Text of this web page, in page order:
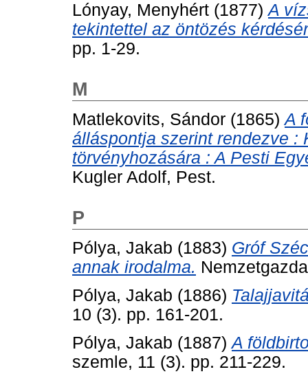
Lónyay, Menyhért (1877)A
tekintettel az öntözés
pp. 1-29.
M
Matlekovits, Sándor (1865)A
álláspontja szerint rendezve :
törvényhozására : A Pesti
Kugler Adolf, Pest.
P
Pólya, Jakab (1883) Gróf
annak irodalma.
Pólya, Jakab (1886)
10 (3). pp. 161-201.
Pólya, Jakab (1887)A
szemle, 11 (3). pp. 211-229.